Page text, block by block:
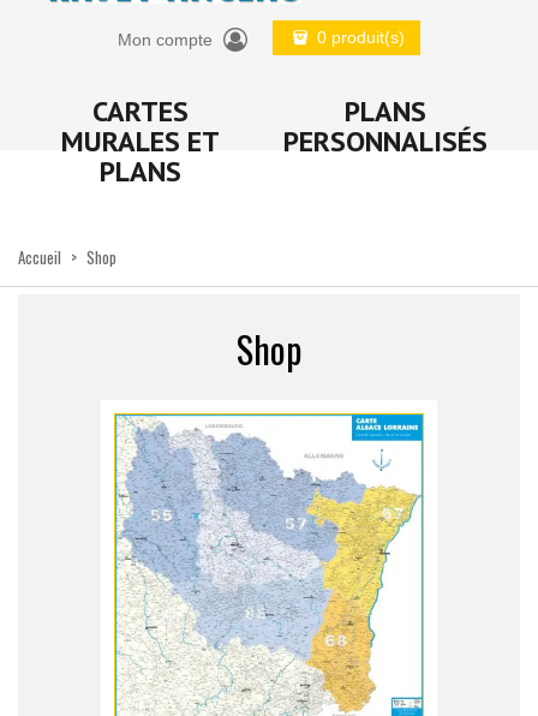
Mon compte 0 produit(s)
CARTES
MURALES ET
PLANS
PLANS
PERSONNALISÉS
Accueil > Shop
Shop